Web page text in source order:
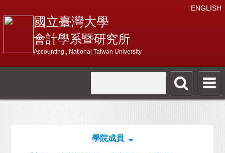
ENGLISH
國立臺灣大學
會計學系暨研究所
Accounting , National Taiwan University
學院成員